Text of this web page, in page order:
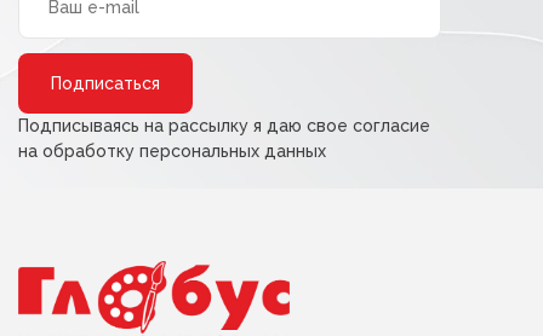
Подписываясь на рассылку я даю свое согласие
на обработку персональных данных